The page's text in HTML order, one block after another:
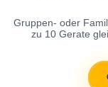
Gruppen- oder
zu 10 Gerate